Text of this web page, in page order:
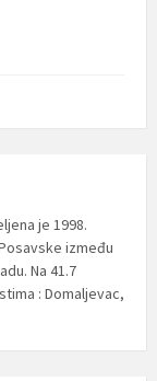
je 1998.
između
Na 41.7
: Domaljevac,